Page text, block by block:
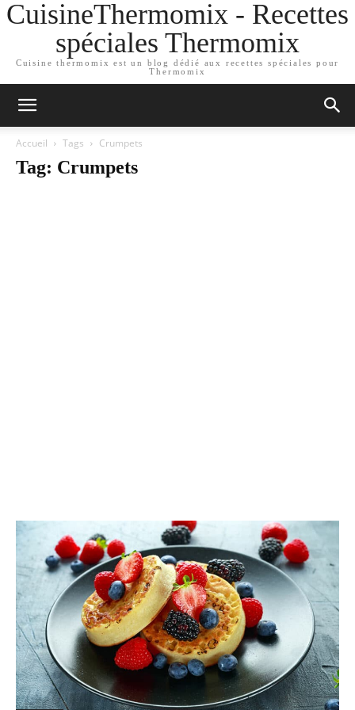
CuisineThermomix - Recettes
spéciales Thermomix
Cuisine thermomix est un blog dédié aux recettes spéciales pour
Thermomix
Accueil Tags Crumpets
Tag: Crumpets